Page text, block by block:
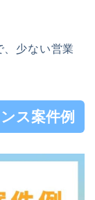
、少ない営業
ス案件例